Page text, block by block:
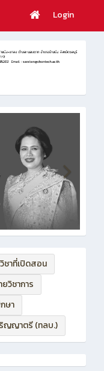
Login
ชาที่เปิดสอน
ยวิชาการ
ษา
ญญาตรี (ทลบ.)